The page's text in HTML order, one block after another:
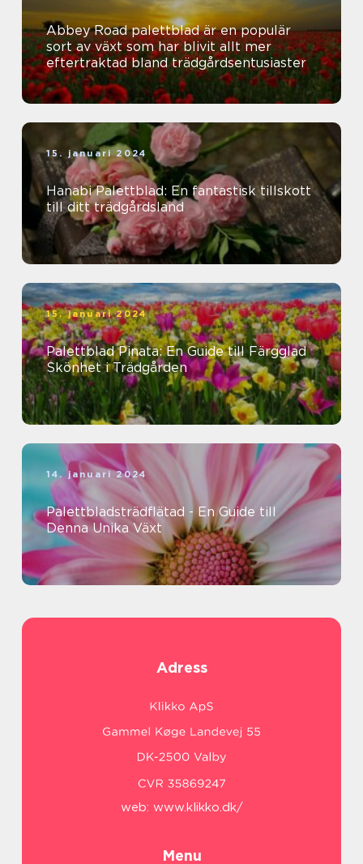
Abbey Road palettblad är en populär
sort av växt som har blivit allt mer
eftertraktad bland trädgårdsentusiaster
15. januari 2024
Hanabi Palettblad: En fantastisk tillskott
till ditt trädgårdsland
15. januari 2024
Palettblad Pinata: En Guide till Färgglad
Skönhet i Trädgården
14. januari 2024
Palettbladsträdflätad - En Guide till
Denna Unika Växt
Adress
web: www.klikko.dk/
Menu